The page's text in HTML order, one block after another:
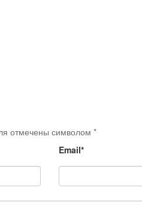
отмечены символом *
Email*